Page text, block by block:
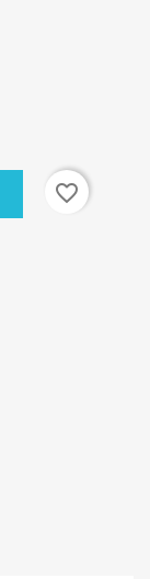
favorite_border